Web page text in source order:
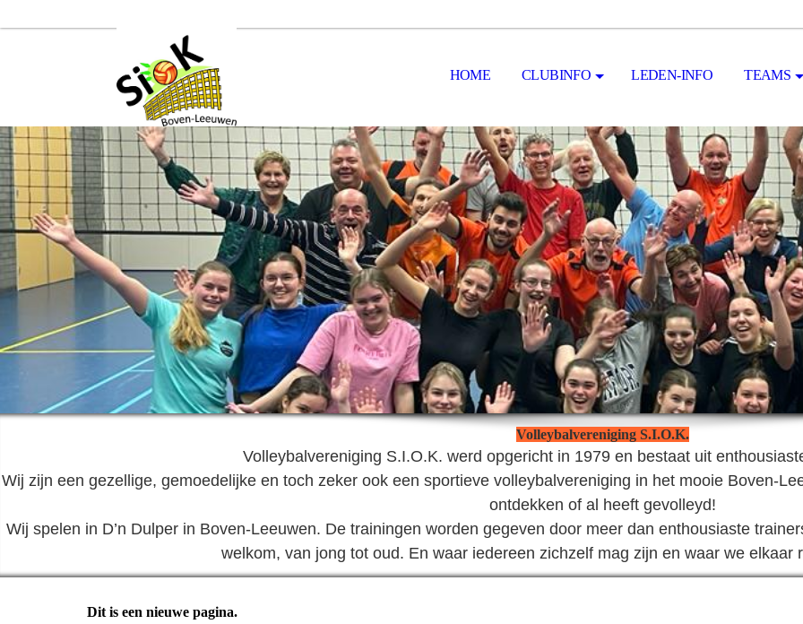
HOME CLUBINFO LEDEN-INFO TEAMS
Volleybalvereniging S.I.O.K.
Volleybalvereniging S.I.O.K. werd opgericht in 1979 en bestaat uit
Wij zijn een gezellige, gemoedelijke en toch zeker ook een sportieve volleybalvereniging in het mooie Boven-
ontdekken of al heeft gevolleyd!
Wij spelen in D’n Dulper in Boven-Leeuwen. De trainingen worden gegeven door meer dan enthousiaste
welkom, van jong tot oud. En waar iedereen zichzelf mag zijn en waar we elkaar
Dit is een nieuwe pagina.